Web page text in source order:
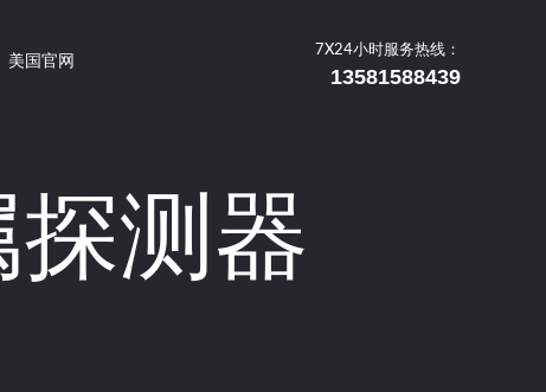
美国官网
7X24小时服务热线：
13581588439
测器